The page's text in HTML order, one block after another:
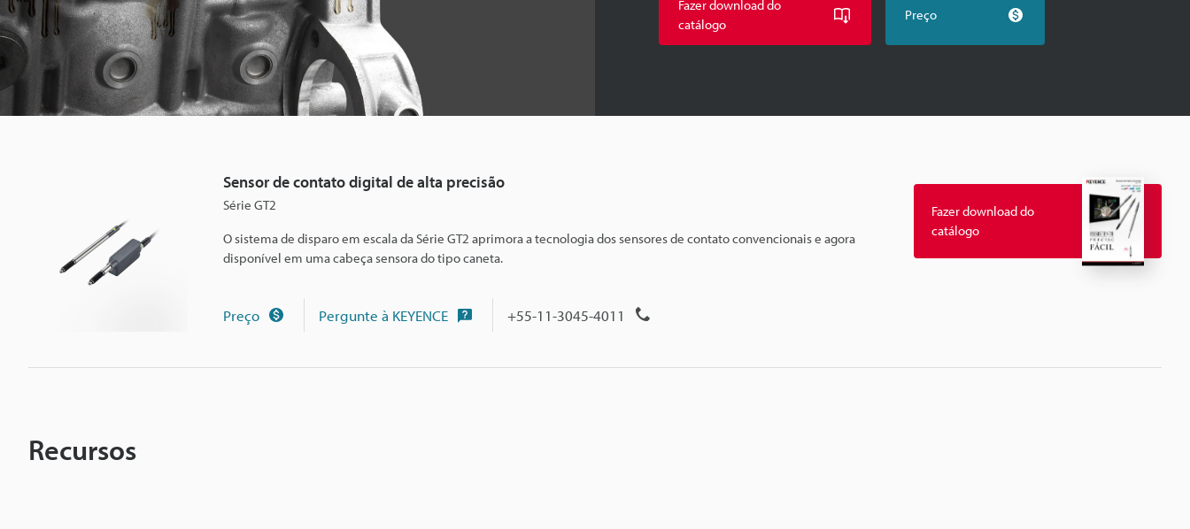
d
e
Fazer download do
catálogo
Preço
Sensor de contato digital de alta precisão
Série GT2
O sistema de disparo em escala da Série GT2 aprimora a tecnologia dos sensores de contato convencionais e agora
disponível em uma cabeça sensora do tipo caneta.
Fazer download do
catálogo
Preço Pergunte à KEYENCE +55-11-3045-4011
Recursos